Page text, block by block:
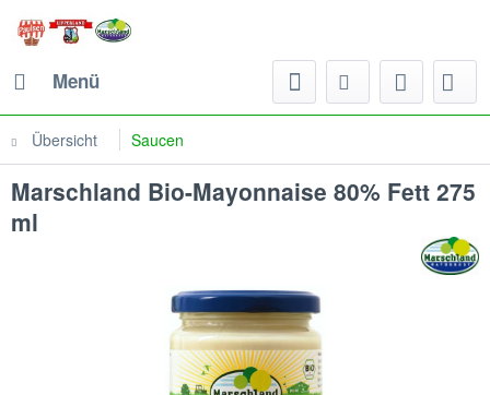
Menü
Übersicht Saucen
Marschland Bio-Mayonnaise 80% Fett 275
ml